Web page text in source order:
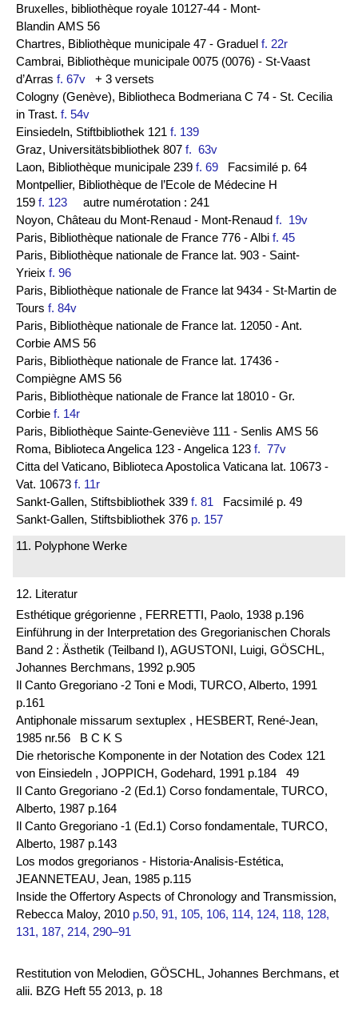
Bruxelles, bibliothèque royale 10127-44 - Mont-
Blandin AMS 56
Chartres, Bibliothèque municipale 47 - Graduel f. 22r
Cambrai, Bibliothèque municipale 0075 (0076) - St-Vaast
d’Arras f. 67v + 3 versets
Cologny (Genève), Bibliotheca Bodmeriana C 74 - St. Cecilia
in Trast. f. 54v
Einsiedeln, Stiftbibliothek 121 f. 139
Graz, Universitätsbibliothek 807 f. 63v
Laon, Bibliothèque municipale 239 f. 69 Facsimilé p. 64
Montpellier, Bibliothèque de l’Ecole de Médecine H
159 f. 123 autre numérotation : 241
Noyon, Château du Mont-Renaud - Mont-Renaud f. 19v
Paris, Bibliothèque nationale de France 776 - Albi f. 45
Paris, Bibliothèque nationale de France lat. 903 - Saint-
Yrieix f. 96
Paris, Bibliothèque nationale de France lat 9434 - St-Martin de
Tours f. 84v
Paris, Bibliothèque nationale de France lat. 12050 - Ant.
Corbie AMS 56
Paris, Bibliothèque nationale de France lat. 17436 -
Compiègne AMS 56
Paris, Bibliothèque nationale de France lat 18010 - Gr.
Corbie f. 14r
Paris, Bibliothèque Sainte-Geneviève 111 - Senlis AMS 56
Roma, Biblioteca Angelica 123 - Angelica 123 f. 77v
Citta del Vaticano, Biblioteca Apostolica Vaticana lat. 10673 -
Vat. 10673 f. 11r
Sankt-Gallen, Stiftsbibliothek 339 f. 81 Facsimilé p. 49
Sankt-Gallen, Stiftsbibliothek 376 p. 157
11. Polyphone Werke
12. Literatur
Esthétique grégorienne , FERRETTI, Paolo, 1938 p.196
Einführung in der Interpretation des Gregorianischen Chorals
Band 2 : Ästhetik (Teilband I), AGUSTONI, Luigi, GÖSCHL,
Johannes Berchmans, 1992 p.905
Il Canto Gregoriano -2 Toni e Modi, TURCO, Alberto, 1991
p.161
Antiphonale missarum sextuplex , HESBERT, René-Jean,
1985 nr.56 B C K S
Die rhetorische Komponente in der Notation des Codex 121
von Einsiedeln , JOPPICH, Godehard, 1991 p.184 49
Il Canto Gregoriano -2 (Ed.1) Corso fondamentale, TURCO,
Alberto, 1987 p.164
Il Canto Gregoriano -1 (Ed.1) Corso fondamentale, TURCO,
Alberto, 1987 p.143
Los modos gregorianos - Historia-Analisis-Estética,
JEANNETEAU, Jean, 1985 p.115
Inside the Offertory Aspects of Chronology and Transmission,
Rebecca Maloy, 2010 p.50, 91, 105, 106, 114, 124, 118, 128,
131, 187, 214, 290–91
Restitution von Melodien, GÖSCHL, Johannes Berchmans, et
alii. BZG Heft 55 2013, p. 18